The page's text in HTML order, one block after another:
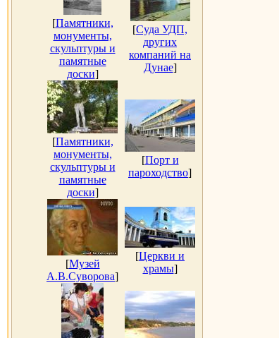
[Памятники,
монументы,
скульптуры и
памятные
доски]
[Суда УДП,
других
компаний на
Дунае]
[Памятники,
монументы,
скульптуры и
памятные
доски]
[Порт и
пароходство]
[Музей
А.В.Суворова]
[Церкви и
храмы]